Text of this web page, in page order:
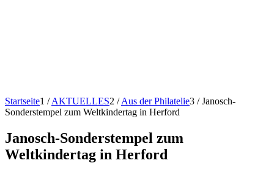
Startseite1 / AKTUELLES2 / Aus der Philatelie3 / Janosch-
Sonderstempel zum Weltkindertag in Herford
Janosch-Sonderstempel zum
Weltkindertag in Herford